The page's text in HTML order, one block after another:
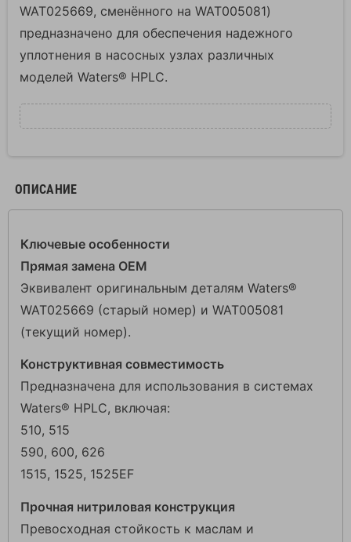
WAT025669, сменённого на WAT005081)
предназначено для обеспечения надежного
уплотнения в насосных узлах различных
моделей Waters® HPLC.
ОПИСАНИЕ
Ключевые особенности
Прямая замена OEM
Эквивалент оригинальным деталям Waters®
WAT025669 (старый номер) и WAT005081
(текущий номер).
Конструктивная совместимость
Предназначена для использования в системах
Waters® HPLC, включая:
510, 515
590, 600, 626
1515, 1525, 1525EF
Прочная нитриловая конструкция
Превосходная стойкость к маслам и